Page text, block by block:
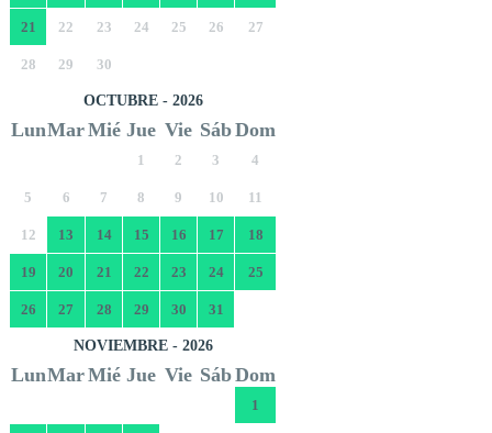
21 22 23 24 25 26 27
28 29 30
OCTUBRE - 2026
LunMarMié Jue Vie SábDom
1 2 3 4
5 6 7 8 9 10 11
12 13 14 15 16 17 18
19 20 21 22 23 24 25
26 27 28 29 30 31
NOVIEMBRE - 2026
LunMarMié Jue Vie SábDom
1